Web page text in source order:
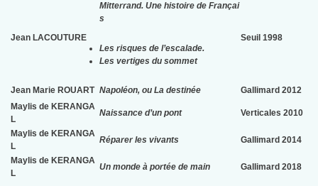
Jean LACOUTURE
Mitterrand. Une histoire de Françai
s
Les risques de l’escalade.
Les vertiges du sommet
Seuil 1998
Jean Marie ROUART Napoléon, ou La destinée
Gallimard 2012
Maylis de KERANGA
L
Naissance d’un pont Verticales 2010
Maylis de KERANGA
L
Réparer les vivants Gallimard 2014
Maylis de KERANGA
L
Un monde à portée de main Gallimard 2018